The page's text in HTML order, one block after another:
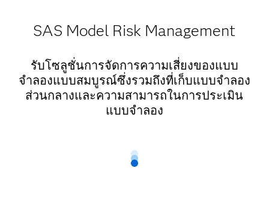
SAS Model Risk Management
รับโซลูชั่นการจัดการความเสี่ยงของแบบ
จำลองแบบสมบูรณ์ซึ่งรวมถึงที่เก็บแบบจำลอง
ส่วนกลางและความสามารถในการประเมิน
แบบจำลอง